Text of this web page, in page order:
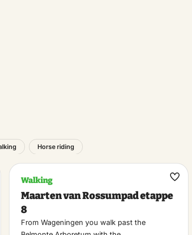
Horse riding
Walking
Maarten van Rossumpad etappe
8
From Wageningen you walk past the
Maak